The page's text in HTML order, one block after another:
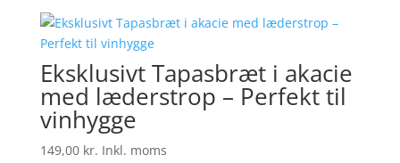
Eksklusivt Tapasbræt i akacie
med læderstrop – Perfekt til
vinhygge
149,00 kr. Inkl. moms